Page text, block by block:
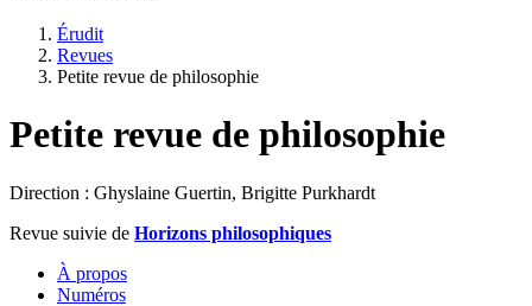
Érudit
Revues
Petite revue de philosophie
Petite revue de philosophie
Direction : Ghyslaine Guertin, Brigitte Purkhardt
Revue suivie de Horizons philosophiques
À propos
Numéros